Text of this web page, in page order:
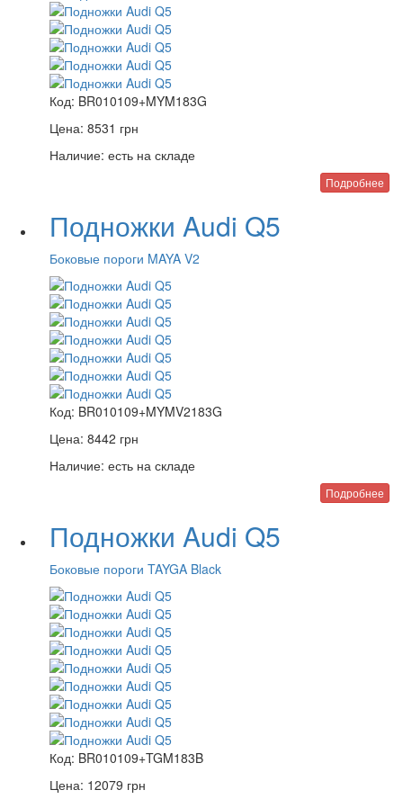
Код: BR010109+MYM183G
Цена: 8531 грн
Наличие: есть на складе
Подробнее
Подножки Audi Q5
Боковые пороги MAYA V2
Код: BR010109+MYMV2183G
Цена: 8442 грн
Наличие: есть на складе
Подробнее
Подножки Audi Q5
Боковые пороги TAYGA Black
Код: BR010109+TGM183B
Цена: 12079 грн